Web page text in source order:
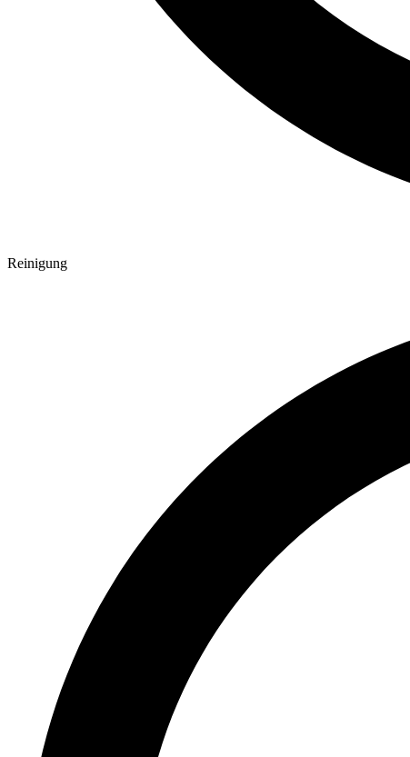
Reinigung